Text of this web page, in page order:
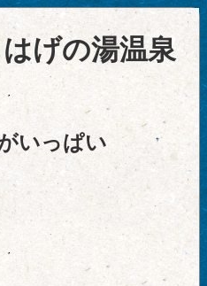
げの湯温泉
いっぱい